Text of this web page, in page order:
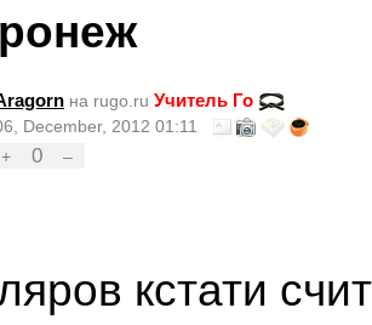
на rugo.ru Учитель Го
December, 2012 01:11
+
0 –
кстати